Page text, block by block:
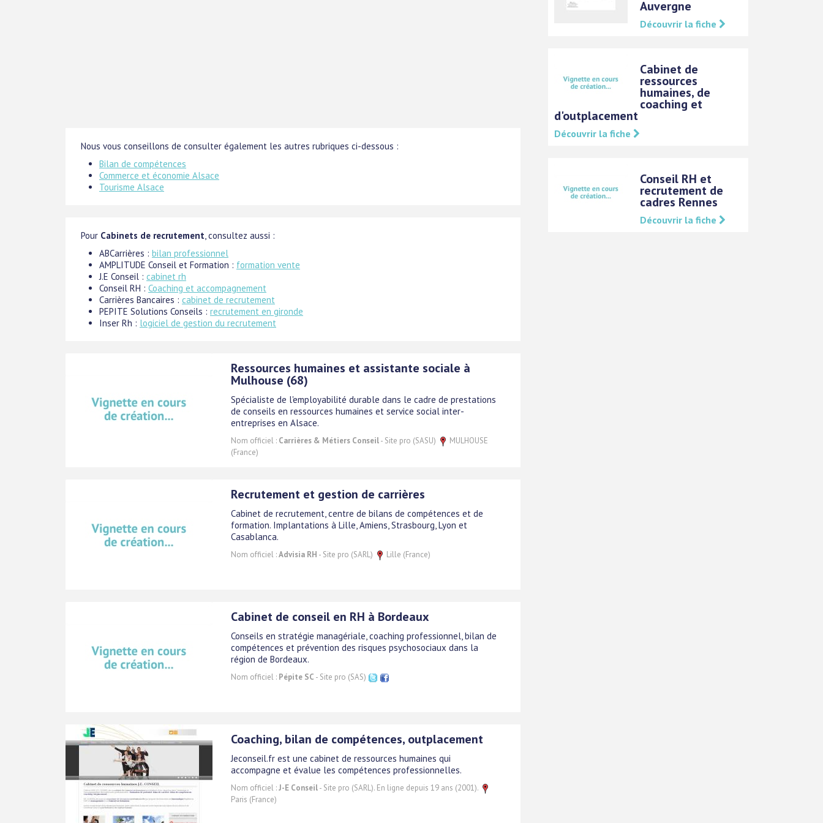
Nous vous conseillons de consulter également les autres rubriques ci-dessous :
Bilan de compétences
Commerce et économie Alsace
Tourisme Alsace
Pour Cabinets de recrutement , consultez aussi :
ABCarrières : bilan professionnel
AMPLITUDE Conseil et Formation : formation vente
J.E Conseil : cabinet rh
Conseil RH : Coaching et accompagnement
Carrières Bancaires : cabinet de recrutement
PEPITE Solutions Conseils : recrutement en gironde
Inser Rh : logiciel de gestion du recrutement
Ressources humaines et assistante sociale à
Mulhouse (68)
Spécialiste de l'employabilité durable dans le cadre de prestations
de conseils en ressources humaines et service social inter-
entreprises en Alsace.
Nom officiel : Carrières & Métiers Conseil- Site pro (SASU)
MULHOUSE
(France)
Recrutement et gestion de carrières
Cabinet de recrutement, centre de bilans de compétences et de
formation. Implantations à Lille, Amiens, Strasbourg, Lyon et
Casablanca.
Nom officiel :Advisia RH - Site pro (SARL) Lille (France)
Cabinet de conseil en RH à Bordeaux
Conseils en stratégie managériale, coaching professionnel, bilan de
compétences et prévention des risques psychosociaux dans la
région de Bordeaux.
Nom officiel : Pépite SC - Site pro (SAS)
Coaching, bilan de compétences, outplacement
Jeconseil.fr est une cabinet de ressources humaines qui
accompagne et évalue les compétences professionnelles.
Nom officiel :J-E Conseil- Site pro (SARL). En ligne depuis 19 ans (2001).
Paris (France)
Auvergne
Découvrir la fiche
Cabinet de
ressources
humaines, de
coaching et
d'outplacement
Découvrir la fiche
Conseil RH et
recrutement de
cadres Rennes
Découvrir la fiche